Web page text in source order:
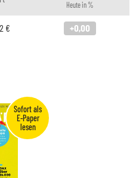
Heute in %
€ +0,00